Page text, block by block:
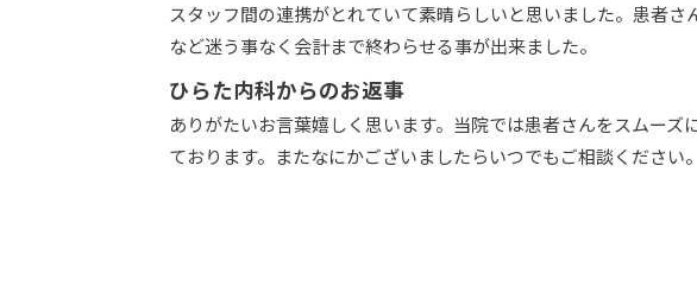
スタッフ間の連携がとれていて素晴らしいと思いました。患者
など迷う事なく会計まで終わらせる事が出来ました。
ひらた内科からのお返事
ありがたいお言葉嬉しく思います。当院では患者さんをスムー
ております。またなにかございましたらいつでもご相談ください。